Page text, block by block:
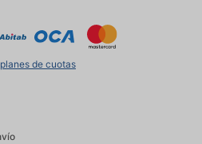
de cuotas